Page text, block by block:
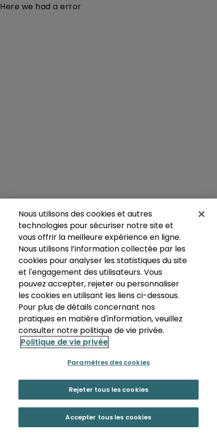
Here we had a error
Nous utilisons des cookies et autres
technologies pour sécuriser notre site et
vous offrir la meilleure expérience en ligne.
Nous utilisons l’information collectée par les
cookies pour analyser les statistiques du site
et l'engagement des utilisateurs. Vous
pouvez accepter, rejeter ou personnaliser
les cookies en utilisant les liens ci-dessous.
Pour plus de détails concernant nos
pratiques en matière d'information, veuillez
consulter notre politique de vie privée.
Politique de vie privée
Paramètres des cookies
Rejeter tous les cookies
Accepter tous les cookies